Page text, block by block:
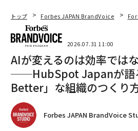
トップ Forbes JAPAN BrandVoice
2026.07.31 11:00
AIが変えるのは効率では
──HubSpot Japanが語
Better」な組織のつくり
Forbes JAPAN BrandVoice